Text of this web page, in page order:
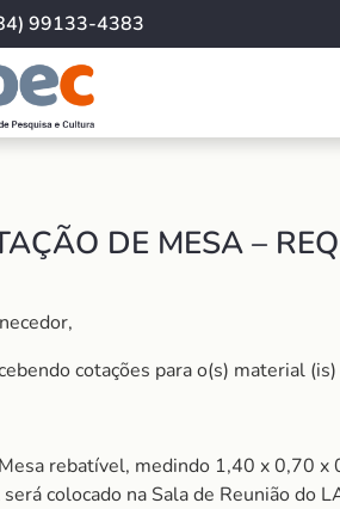
99133-4383
DE MESA –
cotações para o(s) material
Mesa rebatível, medindo 1,40 x 0,70 x
colocado na Sala de Reunião do